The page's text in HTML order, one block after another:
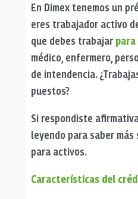
En Dimex tenemos un
eres trabajador activo
que debes trabajar para
médico, enfermero,
de intendencia.
puestos?
Si respondiste
leyendo para saber más
para activos.
Características del